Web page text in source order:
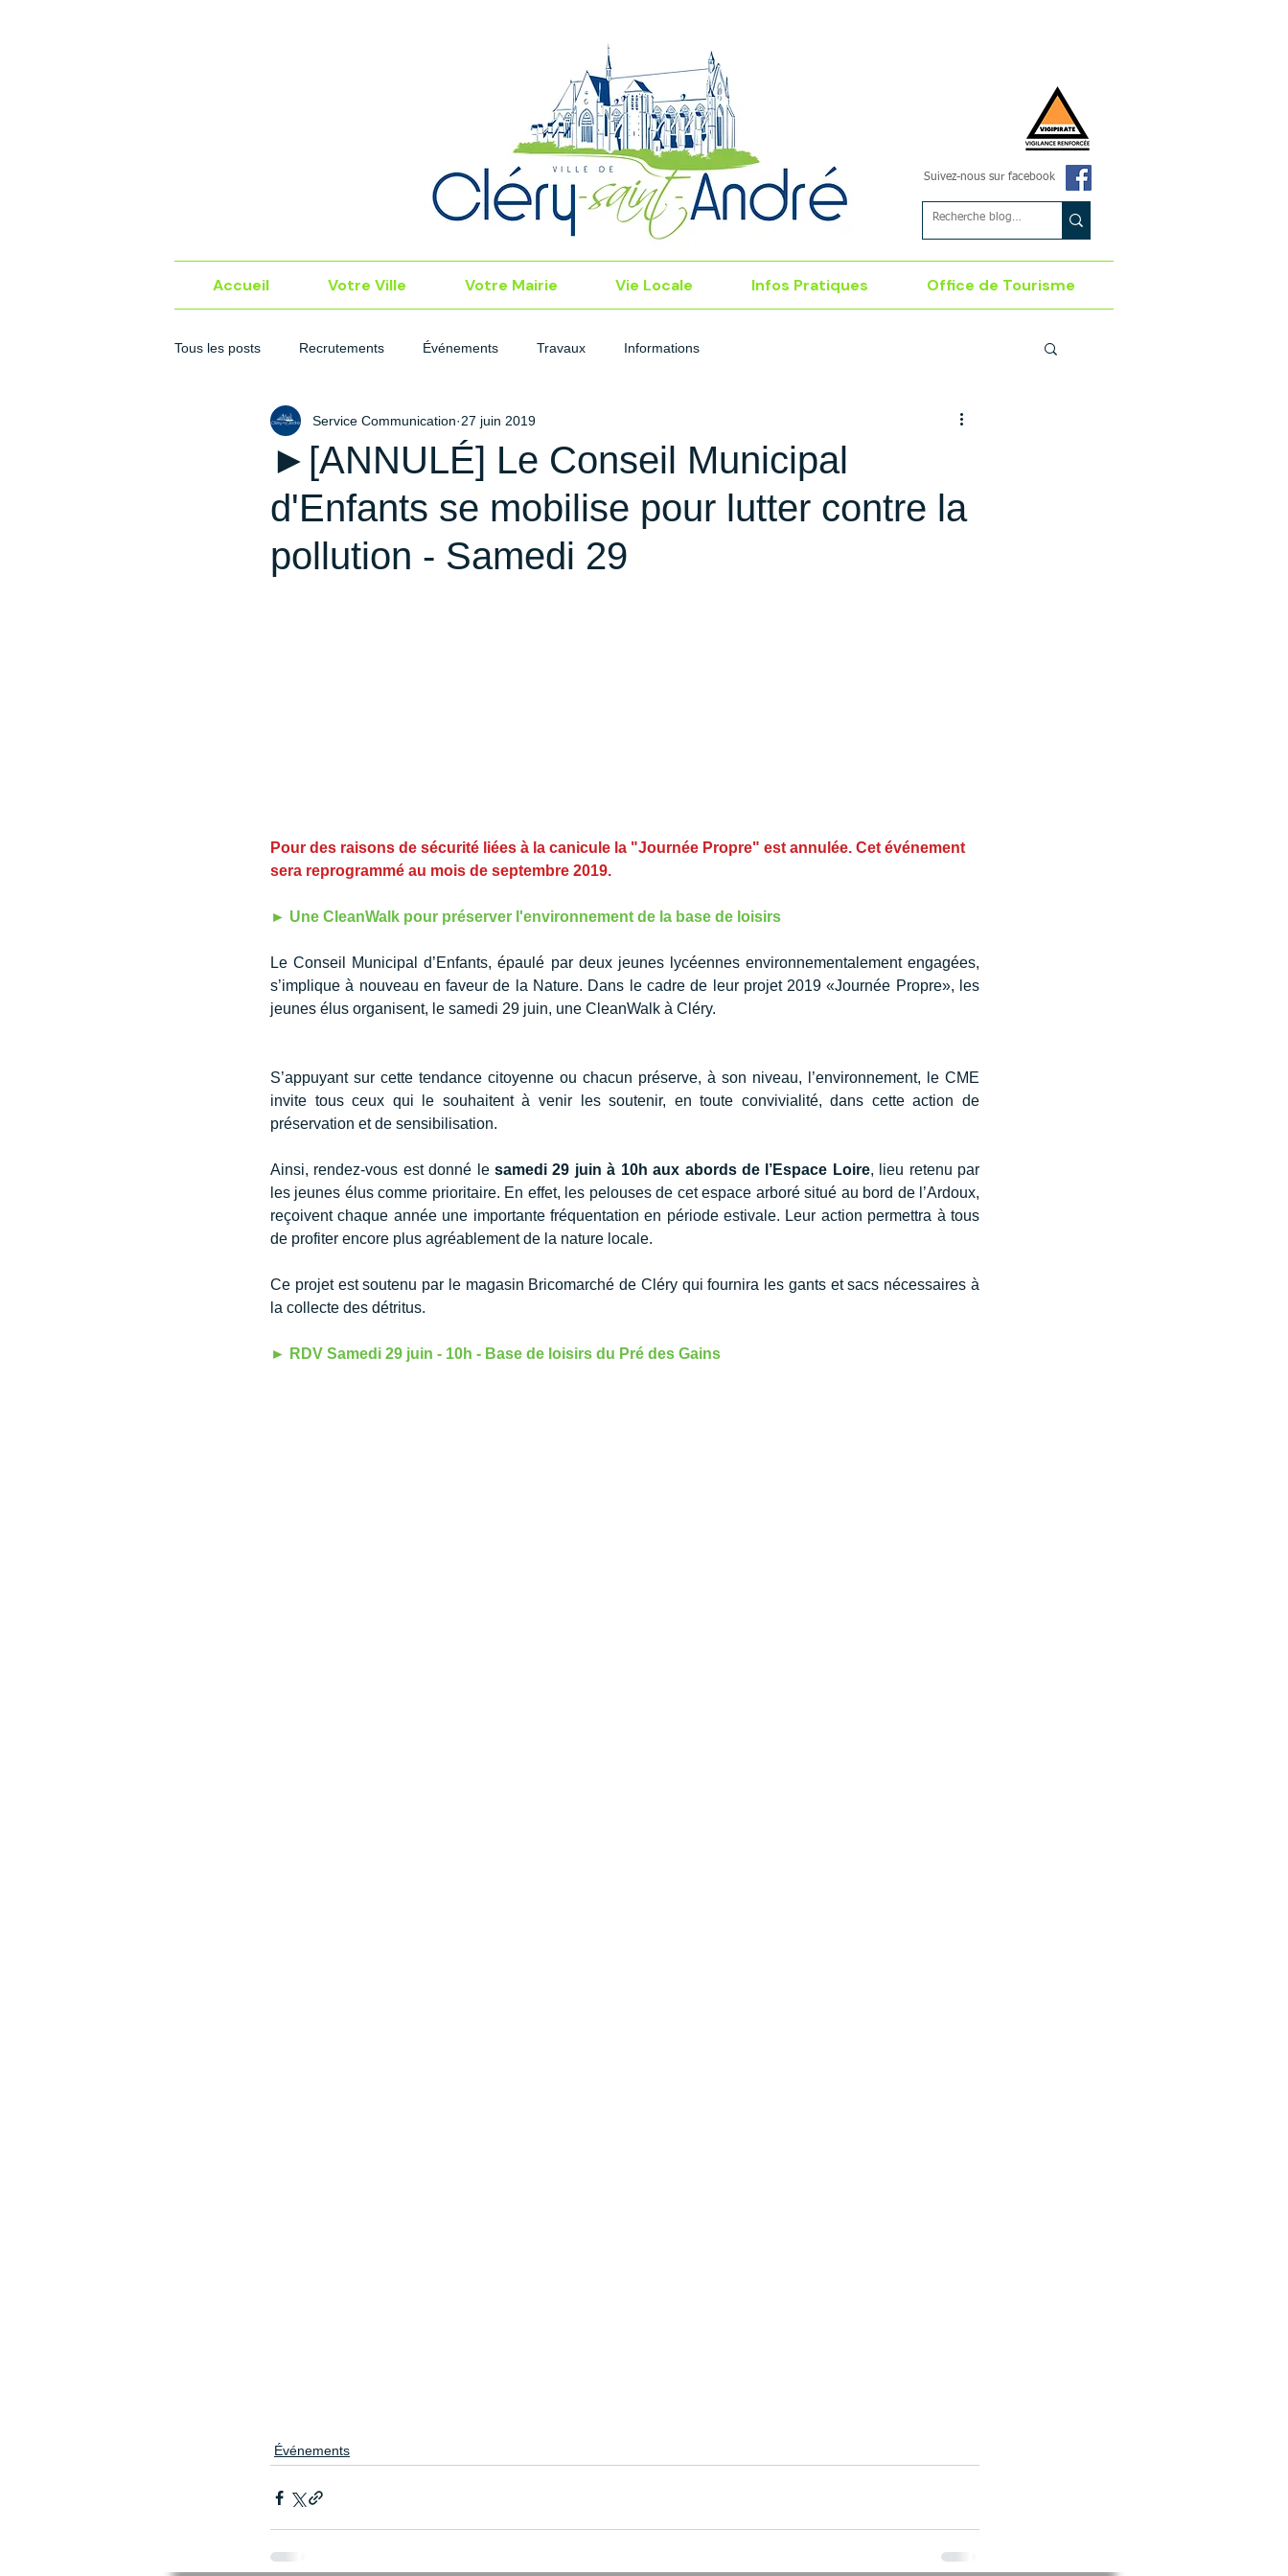
Suivez-nous sur facebook
Accueil Votre Ville Votre Mairie Vie Locale Infos Pratiques Office de Tourisme
Tous les posts Recrutements Événements Travaux Informations
►[ANNULÉ] Le Conseil Municipal
d'Enfants se mobilise pour lutter contre la
pollution - Samedi 29
Service Communication 27 juin 2019
Pour des raisons de sécurité liées à la canicule la "Journée Propre" est annulée. Cet événement
sera reprogrammé au mois de septembre 2019.
► Une CleanWalk pour préserver l'environnement de la base de loisirs
Le Conseil Municipal d’Enfants, épaulé par deux jeunes lycéennes environnementalement engagées,
s’implique à nouveau en faveur de la Nature. Dans le cadre de leur projet 2019 «Journée Propre», les
jeunes élus organisent, le samedi 29 juin, une CleanWalk à Cléry.
S’appuyant sur cette tendance citoyenne ou chacun préserve, à son niveau, l’environnement, le CME
invite tous ceux qui le souhaitent à venir les soutenir, en toute convivialité, dans cette action de
préservation et de sensibilisation.
Ainsi, rendez-vous est donné le samedi 29 juin à 10h aux abords de l’Espace Loire, lieu retenu par
les jeunes élus comme prioritaire. En effet, les pelouses de cet espace arboré situé au bord de l’Ardoux,
reçoivent chaque année une importante fréquentation en période estivale. Leur action permettra à tous
de profiter encore plus agréablement de la nature locale.
Ce projet est soutenu par le magasin Bricomarché de Cléry qui fournira les gants et sacs nécessaires à
la collecte des détritus.
► RDV Samedi 29 juin - 10h - Base de loisirs du Pré des Gains
Événements